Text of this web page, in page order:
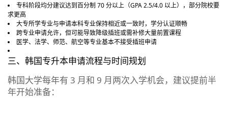
专科阶段均分建议达到百分制 70 分以上（GPA 2.5/4.0 以上），部分院校要
求更高
大专所学专业与申请本科专业保持相近或一致时，学分认证顺畅
跨专业申请允许，但可能导致降级插班或需补修大量前置课程
医学、法学、师范、航空等专业基本不接受插班申请
三、韩国专升本申请流程与时间规划
韩国大学每年有 3 月和 9 月两次入学机会，建议提前半
年开始准备：